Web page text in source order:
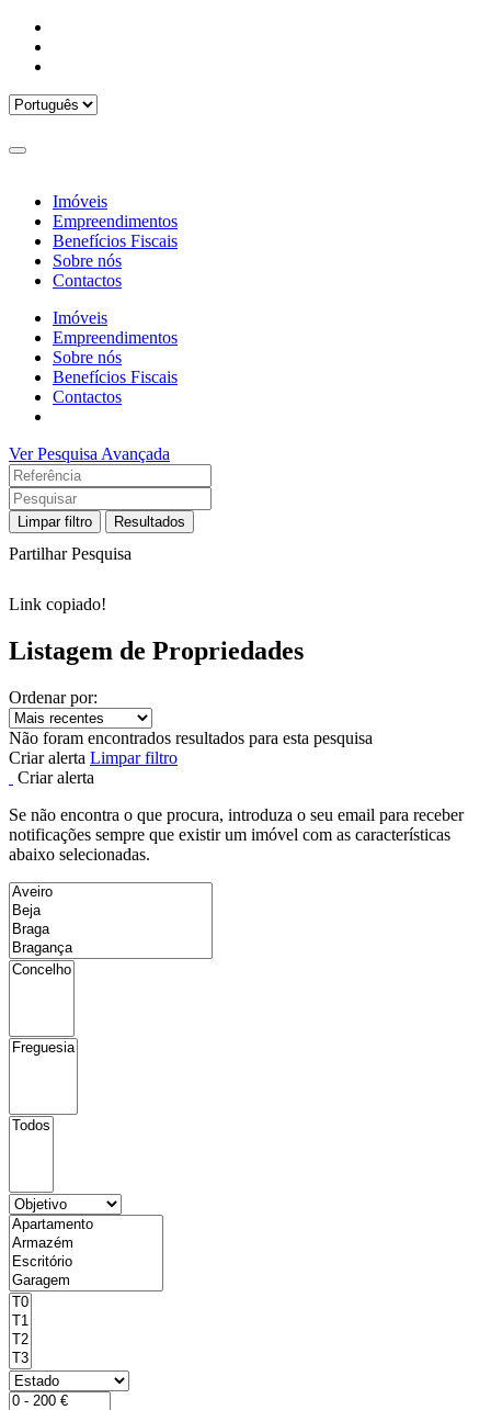
Imóveis
Empreendimentos
Benefícios Fiscais
Sobre nós
Contactos
Imóveis
Empreendimentos
Sobre nós
Benefícios Fiscais
Contactos
Ver Pesquisa Avançada
Limpar filtro Resultados
Partilhar Pesquisa
Link copiado!
Listagem de Propriedades
Ordenar por:
Não foram encontrados resultados para esta pesquisa
Criar alerta Limpar filtro
Criar alerta
Se não encontra o que procura, introduza o seu email para receber
notificações sempre que existir um imóvel com as características
abaixo selecionadas.